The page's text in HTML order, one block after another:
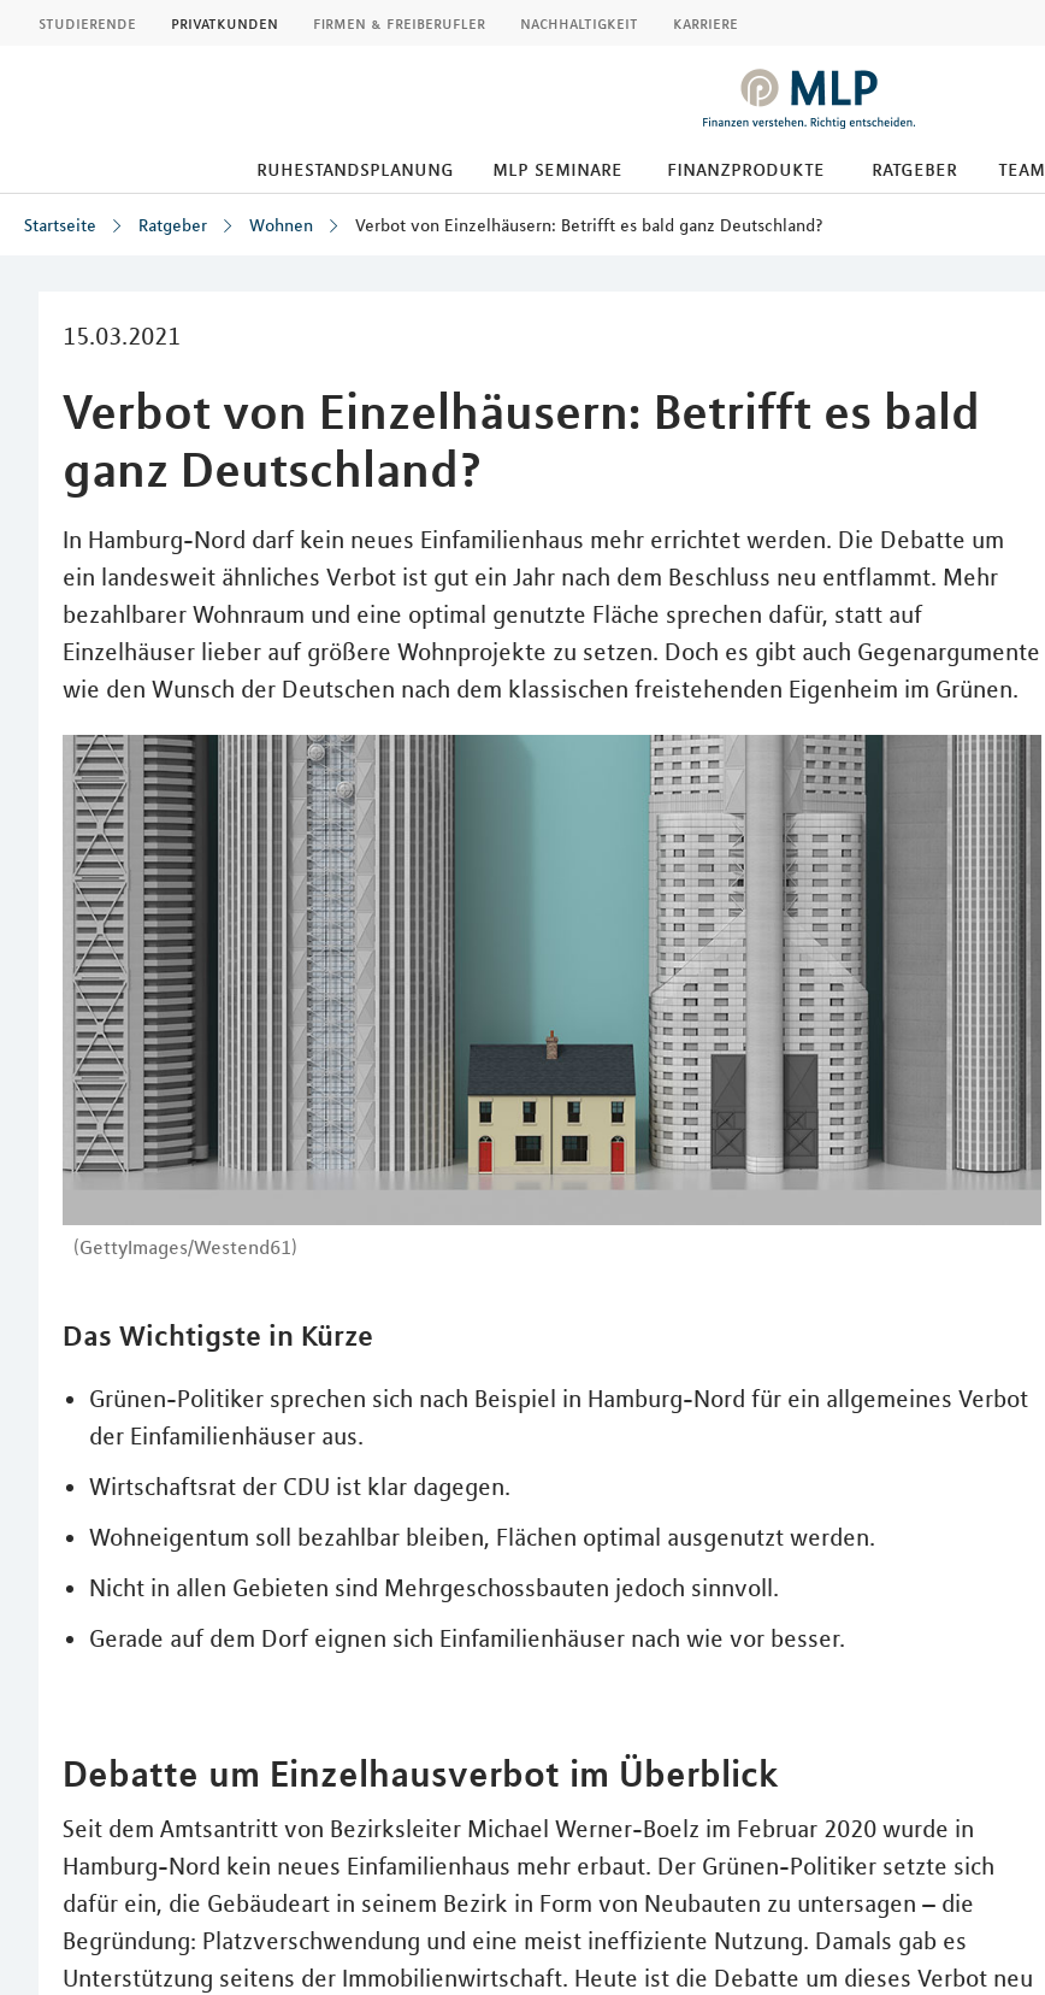
studierende privatkunden firmen & freiberufler nachhaltigkeit karriere
ruhestandsplanung mlp seminare finanzprodukte ratgeber team
Startseite Ratgeber Wohnen Verbot von Einzelhäusern: Betrifft es bald ganz Deutschland?
15.03.2021
Verbot von Einzelhäusern: Betrifft es bald
ganz Deutschland?
In Hamburg-Nord darf kein neues Einfamilienhaus mehr errichtet werden. Die Debatte um
ein landesweit ähnliches Verbot ist gut ein Jahr nach dem Beschluss neu entflammt. Mehr
bezahlbarer Wohnraum und eine optimal genutzte Fläche sprechen dafür, statt auf
Einzelhäuser lieber auf größere Wohnprojekte zu setzen. Doch es gibt auch Gegenargumente
wie den Wunsch der Deutschen nach dem klassischen freistehenden Eigenheim im Grünen.
(GettyImages/Westend61)
Das Wichtigste in Kürze
Grünen-Politiker sprechen sich nach Beispiel in Hamburg-Nord für ein allgemeines Verbot
der Einfamilienhäuser aus.
Wirtschaftsrat der CDU ist klar dagegen.
Wohneigentum soll bezahlbar bleiben, Flächen optimal ausgenutzt werden.
Nicht in allen Gebieten sind Mehrgeschossbauten jedoch sinnvoll.
Gerade auf dem Dorf eignen sich Einfamilienhäuser nach wie vor besser.
Debatte um Einzelhausverbot im Überblick
Seit dem Amtsantritt von Bezirksleiter Michael Werner-Boelz im Februar 2020 wurde in
Hamburg-Nord kein neues Einfamilienhaus mehr erbaut. Der Grünen-Politiker setzte sich
dafür ein, die Gebäudeart in seinem Bezirk in Form von Neubauten zu untersagen – die
Begründung: Platzverschwendung und eine meist ineffiziente Nutzung. Damals gab es
Unterstützung seitens der Immobilienwirtschaft. Heute ist die Debatte um dieses Verbot neu